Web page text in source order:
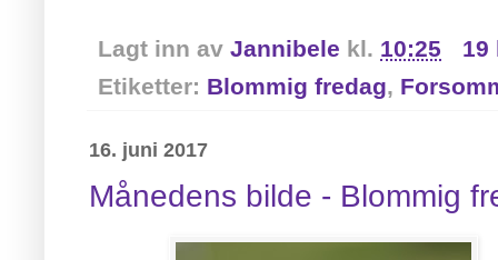
Lagt inn av Jannibele kl. 10:25
19
Etiketter: Blommig fredag,
16. juni 2017
Månedens bilde - Blommig